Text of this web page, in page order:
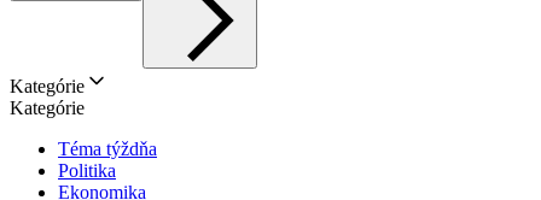
Kategórie
Kategórie
Téma týždňa
Politika
Ekonomika